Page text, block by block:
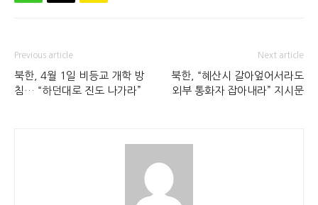
Previous article
북한, 4월 1일 비등교 개학 방
침… “하던대로 진도 나가라”
Next article
북한, “혜산시 갈아엎어서라도
외부 통화자 잡아내라” 지시문